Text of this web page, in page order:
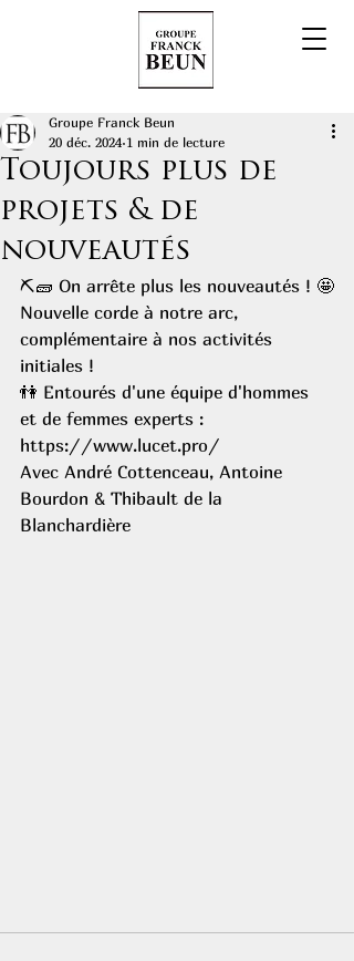
Toujours plus de
projets & de
nouveautés
Groupe Franck Beun
20 déc. 2024 1 min de lecture
⛏🧱 On arrête plus les nouveautés ! 🤩
Nouvelle corde à notre arc,
complémentaire à nos activités
initiales !
👫 Entourés d'une équipe d'hommes
et de femmes experts :
https://www.lucet.pro/
Avec André Cottenceau, Antoine
Bourdon & Thibault de la
Blanchardière